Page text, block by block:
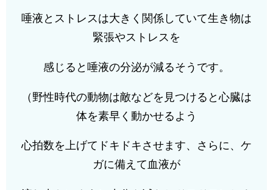
唾液とストレスは大きく関係していて生き物は
緊張やストレスを
感じると唾液の分泌が減るそうです。
（野性時代の動物は敵などを見つけると心臓は
体を素早く動かせるよう
心拍数を上げてドキドキさせます、さらに、ケ
ガに備えて血液が